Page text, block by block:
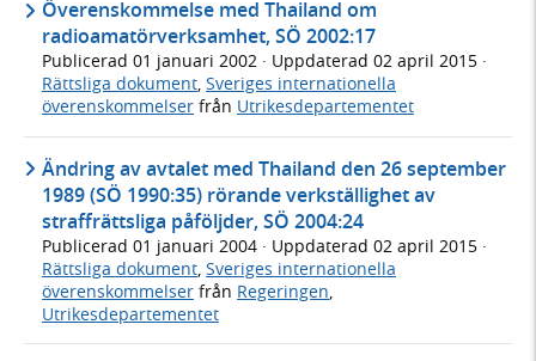
Överenskommelse med Thailand om
radioamatörverksamhet, SÖ 2002:17
Publicerad 01 januari 2002 · Uppdaterad 02 april 2015 ·
Rättsliga dokument, Sveriges internationella
överenskommelser från Utrikesdepartementet
Ändring av avtalet med Thailand den 26 september
1989 (SÖ 1990:35) rörande verkställighet av
straffrättsliga påföljder, SÖ 2004:24
Publicerad 01 januari 2004 · Uppdaterad 02 april 2015 ·
Rättsliga dokument, Sveriges internationella
överenskommelser från Regeringen,
Utrikesdepartementet